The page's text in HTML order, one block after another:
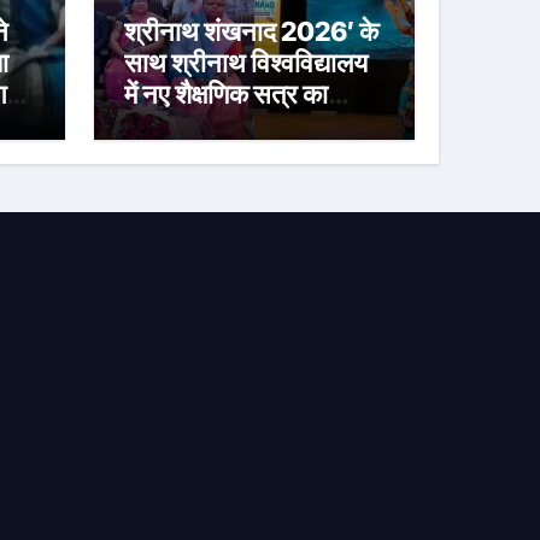
श्रीनाथ शंखनाद 2026′ के
साथ श्रीनाथ विश्वविद्यालय
में नए शैक्षणिक सत्र का
शुभारंभ